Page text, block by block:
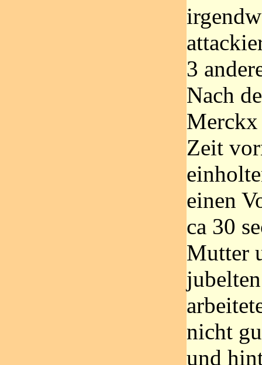
3
Nach
Merckx
Zeit
einen
ca 30
Mutter
nicht
und